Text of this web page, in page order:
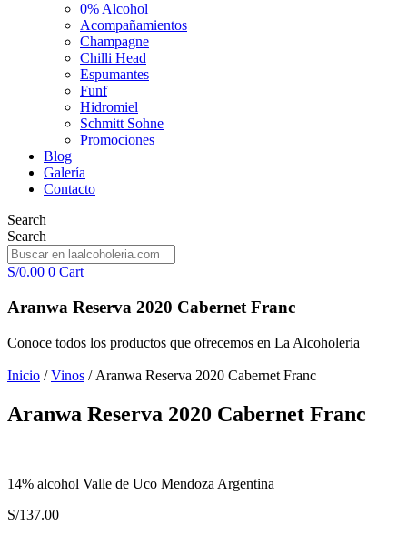
0% Alcohol
Acompañamientos
Champagne
Chilli Head
Espumantes
Funf
Hidromiel
Schmitt Sohne
Promociones
Blog
Galería
Contacto
Search
Search
S/0.00 0 Cart
Aranwa Reserva 2020 Cabernet Franc
Conoce todos los productos que ofrecemos en La Alcoholeria
Inicio /Vinos / Aranwa Reserva 2020 Cabernet Franc
Aranwa Reserva 2020 Cabernet Franc
14% alcohol Valle de Uco Mendoza Argentina
S/137.00